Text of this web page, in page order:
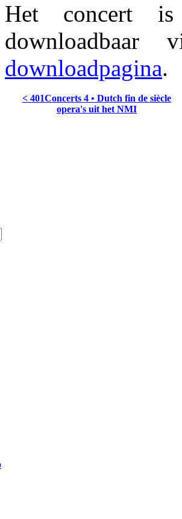
Het concert
downloadpagina.
< 401Concerts 4 • Dutch fin de siècle
opera's uit het NMI